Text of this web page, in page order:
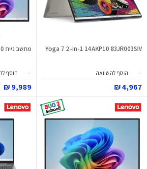
Yoga 7 2-in-1 14AKP10 83JR003SIV
הוסף להשוואה
4,967 ₪
מחשב נייח Yoga AIO 32ILL10
הוסף
9,989 ₪